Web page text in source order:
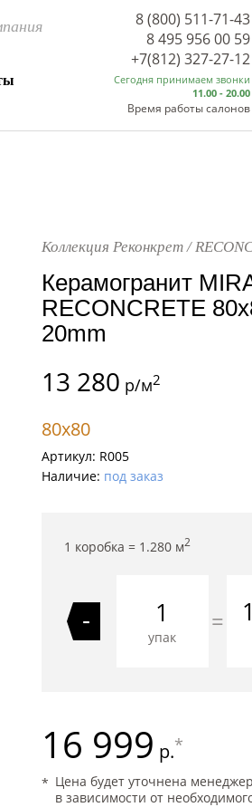
8 (800) 511-71-43
8 495 956 00 59
Сегодня принимаем звонки
11.00 - 20.00
Время работы салонов
+7(812) 327-27-12
Коллекция Реконкрет /
Керамогранит
RECONCRETE
20mm
13 280 р/м2
80x80
Артикул: R005
Наличие: под заказ
1 коробка = 1.280м2
-
упак
=
16 999 р.*
Цена будет уточнена
в зависимости от